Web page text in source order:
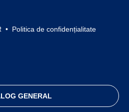
Politica de confidențialitate
GENERAL